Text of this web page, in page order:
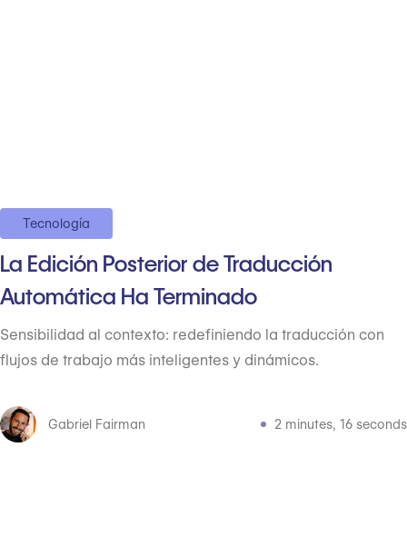
Tecnología
La Edición Posterior de Traducción
Automática Ha Terminado
Sensibilidad al contexto: redefiniendo la traducción con
flujos de trabajo más inteligentes y dinámicos.
Gabriel Fairman 2 minutes, 16 seconds